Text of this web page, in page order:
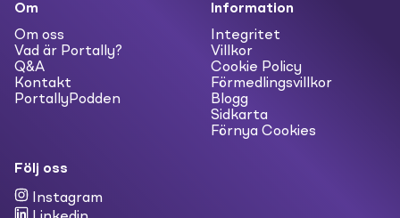
Om
Om oss
Vad är Portally?
Q&A
Kontakt
PortallyPodden
Information
Integritet
Villkor
Cookie Policy
Förmedlingsvillkor
Blogg
Sidkarta
Förnya Cookies
Följ oss
Instagram